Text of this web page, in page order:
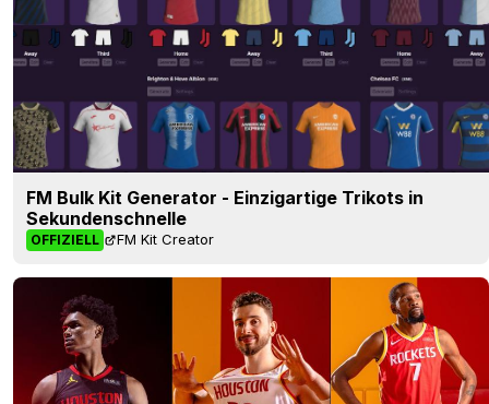
FM Bulk Kit Generator - Einzigartige Trikots in
Sekundenschnelle
OFFIZIELL FM Kit Creator